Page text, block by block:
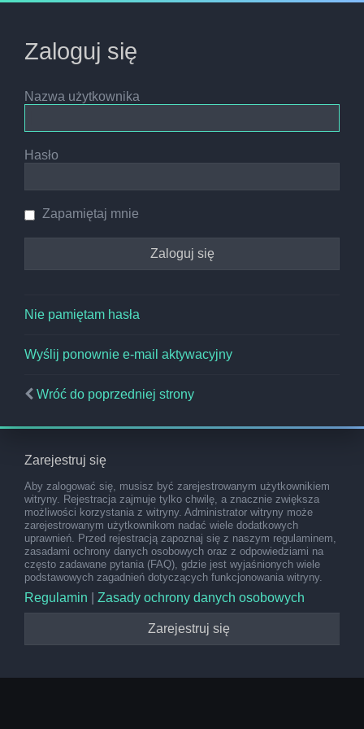
Zaloguj się
Nazwa użytkownika
Hasło
Zapamiętaj mnie
Nie pamiętam hasła
Wyślij ponownie e-mail aktywacyjny
Wróć do poprzedniej strony
Zarejestruj się
Aby zalogować się, musisz być zarejestrowanym użytkownikiem
witryny. Rejestracja zajmuje tylko chwilę, a znacznie zwiększa
możliwości korzystania z witryny. Administrator witryny może
zarejestrowanym użytkownikom nadać wiele dodatkowych
uprawnień. Przed rejestracją zapoznaj się z naszym regulaminem,
zasadami ochrony danych osobowych oraz z odpowiedziami na
często zadawane pytania (FAQ), gdzie jest wyjaśnionych wiele
podstawowych zagadnień dotyczących funkcjonowania witryny.
Regulamin Zasady ochrony danych osobowych
Zarejestruj się